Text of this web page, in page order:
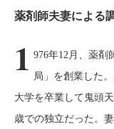
薬剤師夫妻による
1 976年12月、薬剤
局」を創業した
大学を卒業して鬼頭
歳での独立だった。